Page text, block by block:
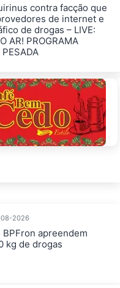
contra facção que
de internet e
de drogas – LIVE:
AR! PROGRAMA
2026
BPFron apreendem
kg de drogas